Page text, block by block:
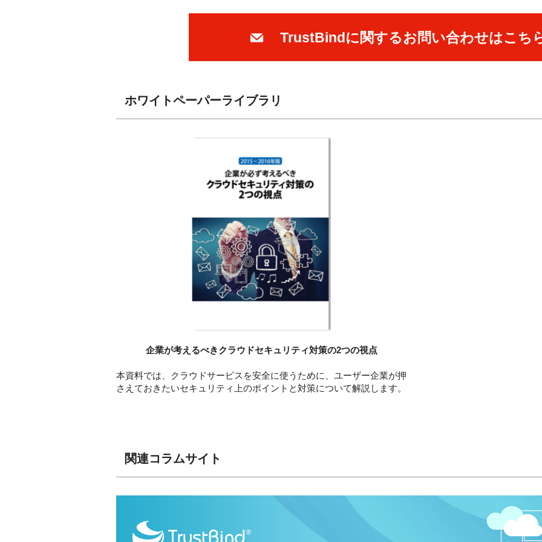
TrustBindに関するお問い合わせはこち
ホワイトペーパーライブラリ
企業が考えるべきクラウドセキュリティ対策の2つの視点
本資料では、クラウドサービスを安全に使うために、ユーザー企業が押
さえておきたいセキュリティ上のポイントと対策について解説します。
関連コラムサイト